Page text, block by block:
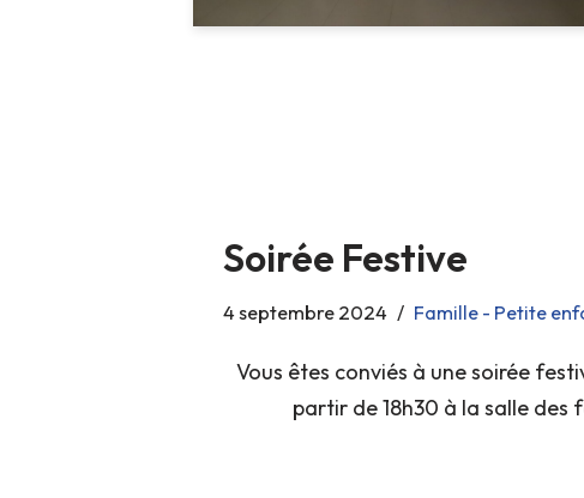
Soirée Festive
4 septembre 2024 Famille - Petite
Vous êtes conviés à une soirée
partir de 18h30 à la salle des